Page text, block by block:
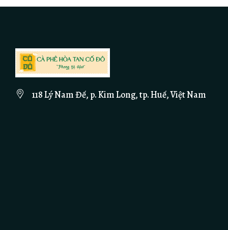
118 Lý Nam Đế, p. Kim Long, tp. Huế, Việt Nam